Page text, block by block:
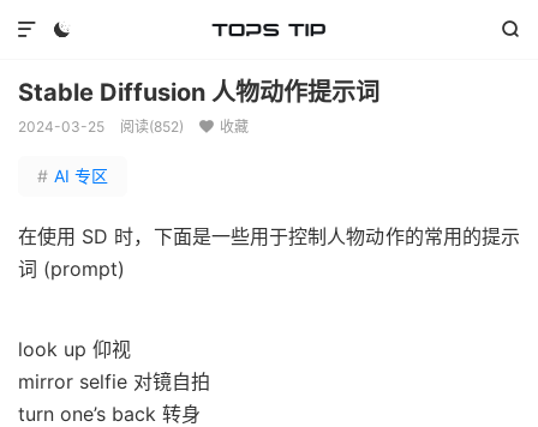
 

Stable Diffusion 人物动作提示词
2024-03-25 阅读(852)  收藏
# AI 专区
在使用 SD 时，下面是一些用于控制人物动作的常用的提示
词 (prompt)
look up 仰视
mirror selfie 对镜自拍
turn one’s back 转身